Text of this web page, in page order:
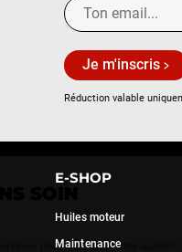
DE VOUS
Nous utilisons quelques
Je m'inscris
Réduction valable
E-SHOP
Huiles moteur
Maintenance